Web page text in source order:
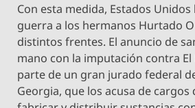
Con esta medida, Estados
guerra a los hermanos Hurtado
distintos frentes. El anuncio de
mano con la imputación contra El
parte de un gran jurado federal
Georgia, que los acusa de cargos